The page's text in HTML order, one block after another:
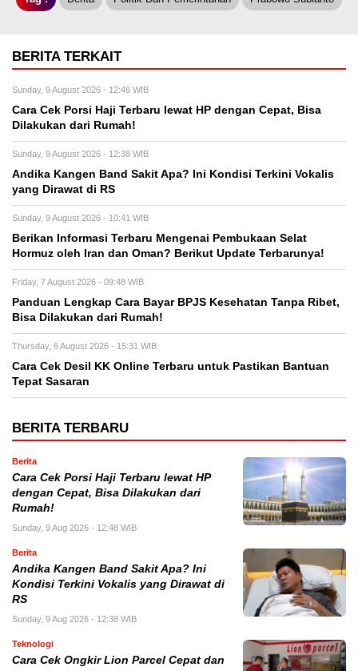
BERITA TERKAIT
Sunday, 9 August 2026 - 12:48 WIB
Cara Cek Porsi Haji Terbaru lewat HP dengan Cepat, Bisa
Dilakukan dari Rumah!
Sunday, 9 August 2026 - 12:38 WIB
Andika Kangen Band Sakit Apa? Ini Kondisi Terkini Vokalis
yang Dirawat di RS
Sunday, 9 August 2026 - 10:41 WIB
Berikan Informasi Terbaru Mengenai Pembukaan Selat
Hormuz oleh Iran dan Oman? Berikut Update Terbarunya!
Friday, 7 August 2026 - 09:48 WIB
Panduan Lengkap Cara Bayar BPJS Kesehatan Tanpa Ribet,
Bisa Dilakukan dari Rumah!
Thursday, 6 August 2026 - 15:31 WIB
Cara Cek Desil KK Online Terbaru untuk Pastikan Bantuan
Tepat Sasaran
BERITA TERBARU
Berita
Cara Cek Porsi Haji Terbaru lewat HP
dengan Cepat, Bisa Dilakukan dari
Rumah!
Sunday, 9 Aug 2026 - 12:48 WIB
Berita
Andika Kangen Band Sakit Apa? Ini
Kondisi Terkini Vokalis yang Dirawat di
RS
Sunday, 9 Aug 2026 - 12:38 WIB
Teknologi
Cara Cek Ongkir Lion Parcel Cepat dan